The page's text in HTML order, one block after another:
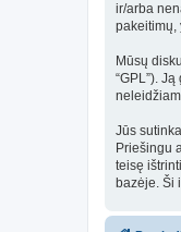
ir/arba
pakeitimų,
Mūsų
“GPL”).
Jūs
Priešingu
teisę
bazėje. Ši